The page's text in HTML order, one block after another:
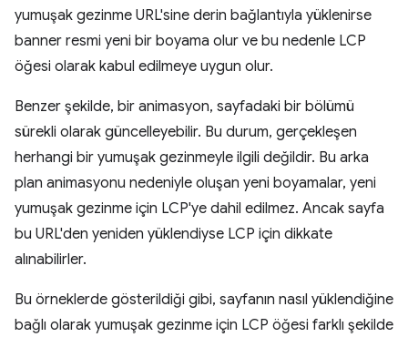
yumuşak gezinme URL'sine derin bağlantıyla yüklenirse
banner resmi yeni bir boyama olur ve bu nedenle LCP
öğesi olarak kabul edilmeye uygun olur.
Benzer şekilde, bir animasyon, sayfadaki bir bölümü
sürekli olarak güncelleyebilir. Bu durum, gerçekleşen
herhangi bir yumuşak gezinmeyle ilgili değildir. Bu arka
plan animasyonu nedeniyle oluşan yeni boyamalar, yeni
yumuşak gezinme için LCP'ye dahil edilmez. Ancak sayfa
bu URL'den yeniden yüklendiyse LCP için dikkate
alınabilirler.
Bu örneklerde gösterildiği gibi, sayfanın nasıl yüklendiğine
bağlı olarak yumuşak gezinme için LCP öğesi farklı şekilde